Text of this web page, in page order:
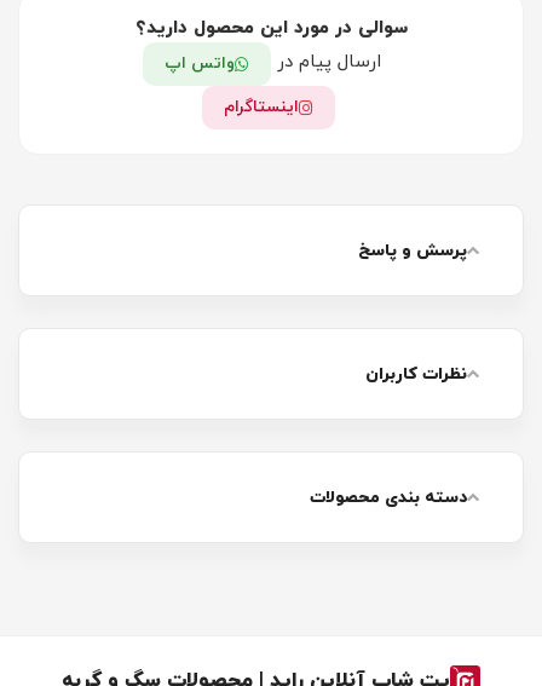
سوالی در مورد این محصول دارید؟
ارسال پیام در
واتس اپ
اینستاگرام
پرسش و پاسخ
نظرات کاربران
دسته بندی محصولات